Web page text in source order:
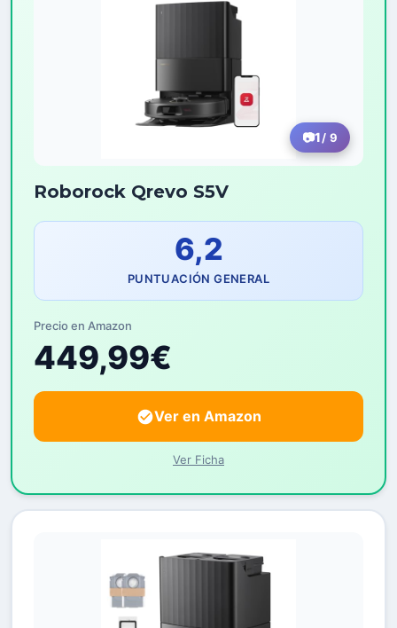
1/ 9
Roborock Qrevo S5V
6,2
PUNTUACIÓN GENERAL
Precio en Amazon
449,99€
Ver en Amazon
Ver Ficha